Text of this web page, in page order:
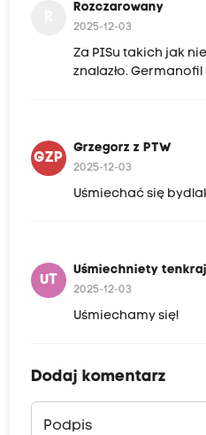
Rozczarowany
2025-12-03
Za PISu takich jak
znalazło. Germanofil
GZP
Grzegorz z PTW
2025-12-03
Uśmiechać się
UT
Uśmiechniety
2025-12-03
Uśmiechamy się!
Dodaj komentarz
Podpis